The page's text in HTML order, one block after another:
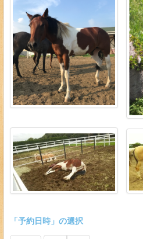
「予約日時」の選択